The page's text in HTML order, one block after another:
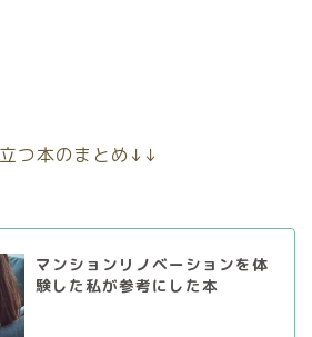
つ本のまとめ↓↓
マンションリノベーションを体
験した私が参考にした本